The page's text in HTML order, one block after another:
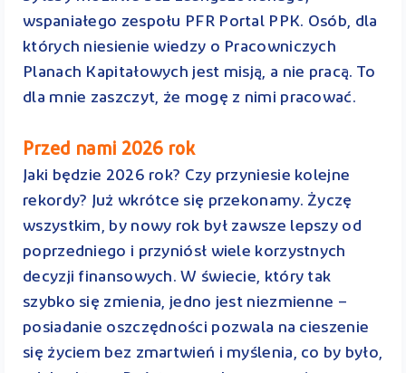
wspaniałego zespołu PFR Portal PPK. Osób, dla
których niesienie wiedzy o Pracowniczych
Planach Kapitałowych jest misją, a nie pracą. To
dla mnie zaszczyt, że mogę z nimi pracować.
Przed nami 2026 rok
Jaki będzie 2026 rok? Czy przyniesie kolejne
rekordy? Już wkrótce się przekonamy. Życzę
wszystkim, by nowy rok był zawsze lepszy od
poprzedniego i przyniósł wiele korzystnych
decyzji finansowych. W świecie, który tak
szybko się zmienia, jedno jest niezmienne –
posiadanie oszczędności pozwala na cieszenie
się życiem bez zmartwień i myślenia, co by było,